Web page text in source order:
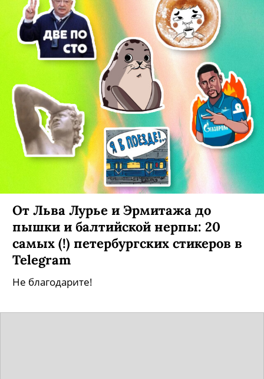
От Льва Лурье и Эрмитажа до
пышки и балтийской нерпы: 20
самых (!) петербургских стикеров в
Telegram
Не благодарите!